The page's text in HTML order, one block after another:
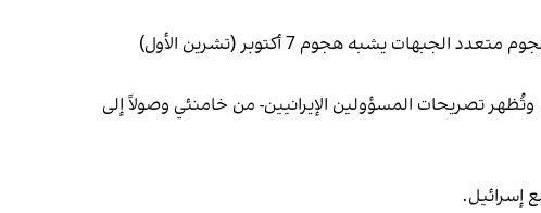
وتوصي "إسرائيل هیوم" بأن تستعد إسرائيل لـ"التهديد المتنامي"، وأن تراقب عن كثب احتمال تخطيط إيران ووكلائها لهجوم متعدد الجبهات يشبه هجوم 7 أكتوبر (تشرين الأول)
تصريحات المسؤولين الإيرانيين- من خامنئي وصولاً إلى